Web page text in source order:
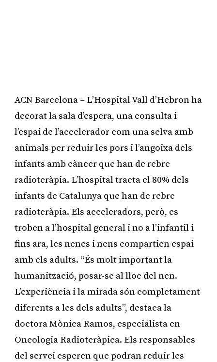
ACN Barcelona – L’Hospital Vall d’Hebron ha
decorat la sala d’espera, una consulta i
l’espai de l’accelerador com una selva amb
animals per reduir les pors i l’angoixa dels
infants amb càncer que han de rebre
radioteràpia. L’hospital tracta el 80% dels
infants de Catalunya que han de rebre
radioteràpia. Els acceleradors, però, es
troben a l’hospital general i no a l’infantil i
fins ara, les nenes i nens compartien espai
amb els adults. “És molt important la
humanització, posar-se al lloc del nen.
L’experiència i la mirada són completament
diferents a les dels adults”, destaca la
doctora Mònica Ramos, especialista en
Oncologia Radioteràpica. Els responsables
del servei esperen que podran reduir les